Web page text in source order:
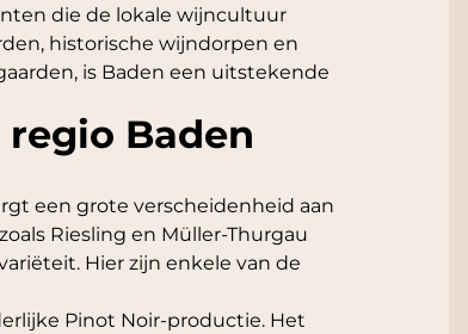
die de lokale wijncultuur
historische wijndorpen en
is Baden een uitstekende
Baden
een grote verscheidenheid aan
Riesling en Müller-Thurgau
Hier zijn enkele van de
Pinot Noir-productie. Het